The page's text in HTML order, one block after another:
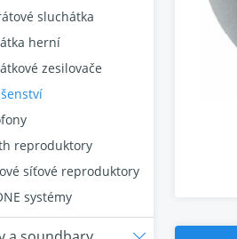
sluchátka
herní
zesilovače
reproduktory
síťové reproduktory
systémy